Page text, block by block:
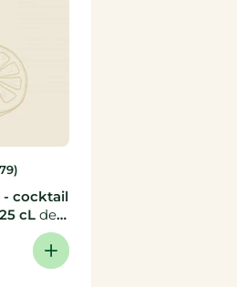
- Bressuire (79)
- cocktail
cL de